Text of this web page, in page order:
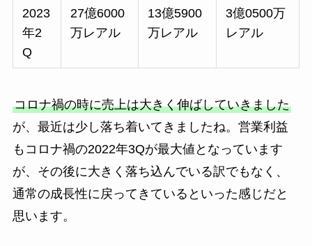
2023
年2
Q
27億6000
万レアル
13億5900
万レアル
3億0500万
レアル
コロナ禍の時に売上は大きく伸ばしていきました
が、最近は少し落ち着いてきましたね。営業利益
もコロナ禍の2022年3Qが最大値となっています
が、その後に大きく落ち込んでいる訳でもなく、
通常の成長性に戻ってきているといった感じだと
思います。